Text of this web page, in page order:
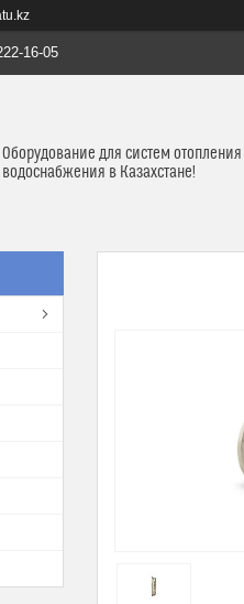
16-05
Оборудование для систем
водоснабжения в Казахстане!